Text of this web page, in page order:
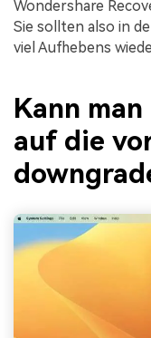
Wondershare
Sie sollten also in
viel Aufhebens
Kann man
auf die